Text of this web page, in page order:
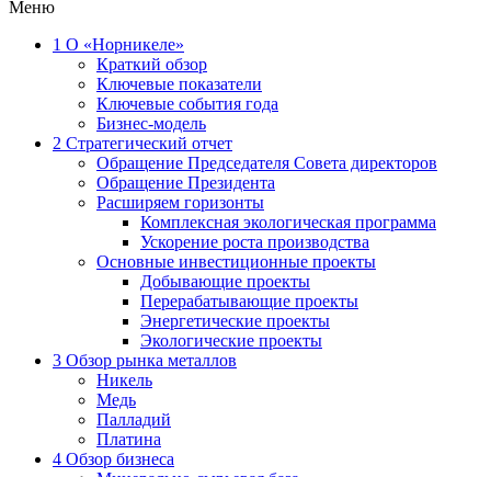
Меню
1 О «Норникеле»
Краткий обзор
Ключевые показатели
Ключевые события года
Бизнес-модель
2 Стратегический отчет
Обращение Председателя Совета директоров
Обращение Президента
Расширяем горизонты
Комплексная экологическая программа
Ускорение роста производства
Основные инвестиционные проекты
Добывающие проекты
Перерабатывающие проекты
Энергетические проекты
Экологические проекты
3 Обзор рынка металлов
Никель
Медь
Палладий
Платина
4 Обзор бизнеса